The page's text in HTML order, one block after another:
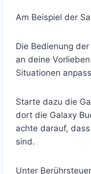
Am Beispiel der
Die Bedienung
an deine
Situationen
Starte dazu die
dort die Galaxy
achte darauf,
sind.
Unter